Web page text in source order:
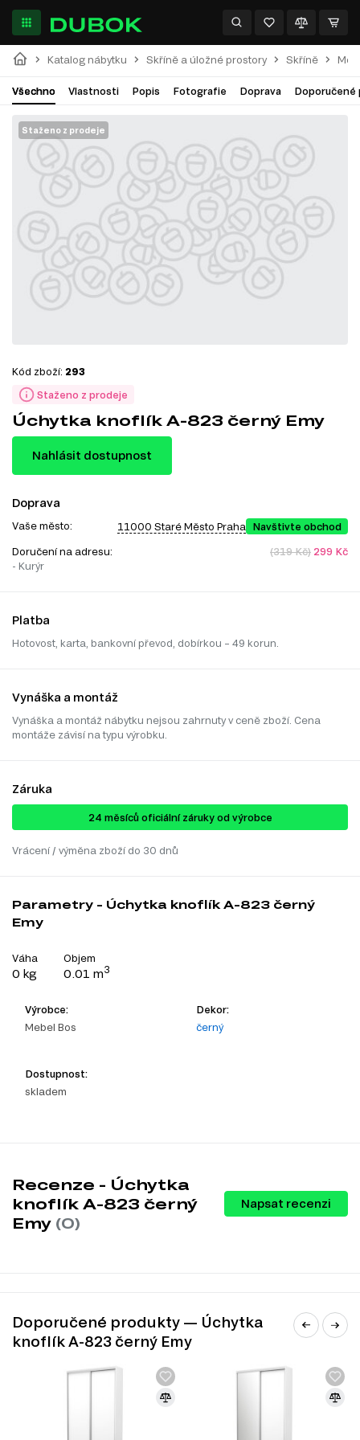
Katalog nábytku Skříně a úložné prostory Skříně
Všechno Vlastnosti Popis Fotografie Doprava Doporučené
Staženo z prodeje
Staženo z prodeje
Kód zboží: 293
Úchytka knoflík A-823 černý Emy
Nahlásit dostupnost
Doprava
Vaše město: 11000 Staré Město Praha Navštivte obchod
Doručení na adresu:
- Kurýr
(319 Kč) 299 Kč
Platba
Hotovost, karta, bankovní převod, dobírkou – 49 korun.
Vynáška a montáž
Vynáška a montáž nábytku nejsou zahrnuty v ceně zboží. Cena
montáže závisí na typu výrobku.
Záruka
24 ​​​​měsíců oficiální záruky od výrobce
Vrácení / výměna zboží do 30 dnů
Parametry - Úchytka knoflík A-823 černý
Emy
Váha
0 kg
Objem
0.01 m3
Výrobce:
Mebel Bos
Dekor:
černý
Dostupnost:
skladem
Recenze - Úchytka
knoflík A-823 černý
Emy (0)
Napsat recenzi
Doporučené produkty — Úchytka
knoflík A-823 černý Emy